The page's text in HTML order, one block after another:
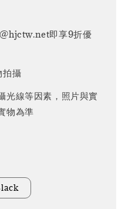
即享9折優
拍攝
光線等因素，照片與實
物為準